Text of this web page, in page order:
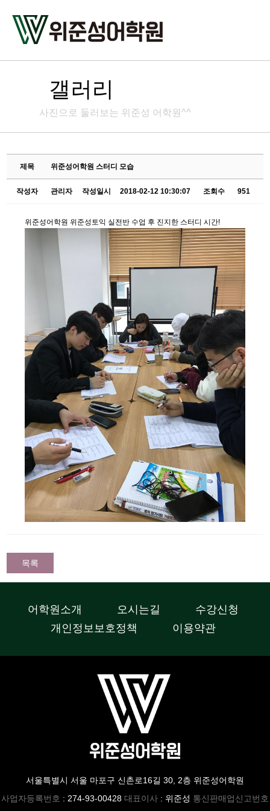
갤러리
사진으로 둘러보는 위준성 어학원^^
제목 위준성어학원 스터디 모습
작성자 관리자 작성일시 2018-02-12 10:30:07 조회수 951
위준성어학원 위준성토익 실전반 수업 후 진지한 스터디 시간!
목록
어학원소개 오시는길
수강신청
개인정보보호정책
이용약관
서울특별시 서울 마포구 신촌로16길 30, 2층 위준성어학원
사업자등록번호 : 274-93-00428 대표이사 : 위준성 통신판매업신고번호